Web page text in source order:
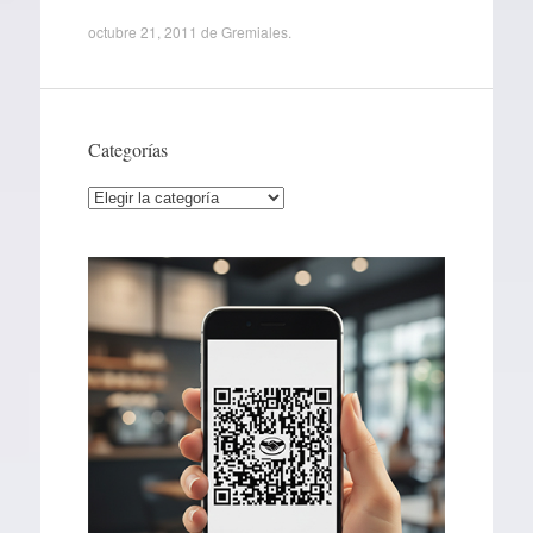
octubre 21, 2011 de Gremiales.
Categorías
Categorías